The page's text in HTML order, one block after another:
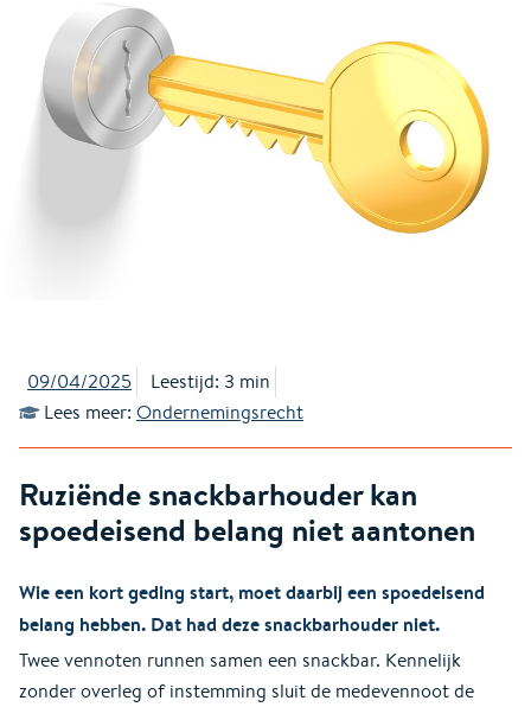
09/04/2025
Leestijd: 3 min
Lees meer: Ondernemingsrecht
Ruziënde snackbarhouder kan
spoedeisend belang niet aantonen
Wie een kort geding start, moet daarbij een spoedeisend
belang hebben. Dat had deze snackbarhouder niet.
Twee vennoten runnen samen een snackbar. Kennelijk
zonder overleg of instemming sluit de medevennoot de